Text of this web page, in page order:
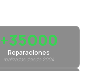
+35000
Reparaciones
realizadas desde 2004